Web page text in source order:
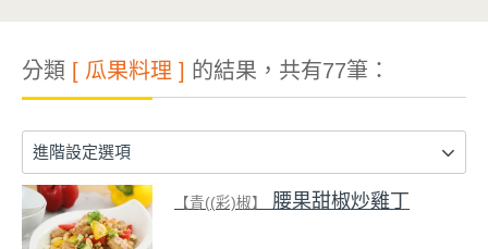
分類 [ 瓜果料理 ] 的結果，共有77筆：
進階設定選項
【青((彩)椒】 腰果甜椒炒雞丁